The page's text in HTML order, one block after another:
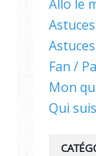
Allo le
Fan /
Mon
Qui